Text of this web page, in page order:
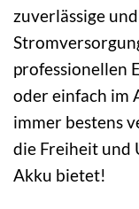
zuverlässige
professionellen
oder einfach im
immer bestens
die Freiheit und
Akku bietet!